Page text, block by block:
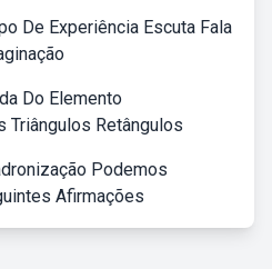
De Experiência Escuta Fala
Do Elemento
Triângulos Retângulos
Podemos
Afirmações